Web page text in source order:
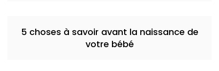
5 choses à savoir avant la naissance de
votre bébé